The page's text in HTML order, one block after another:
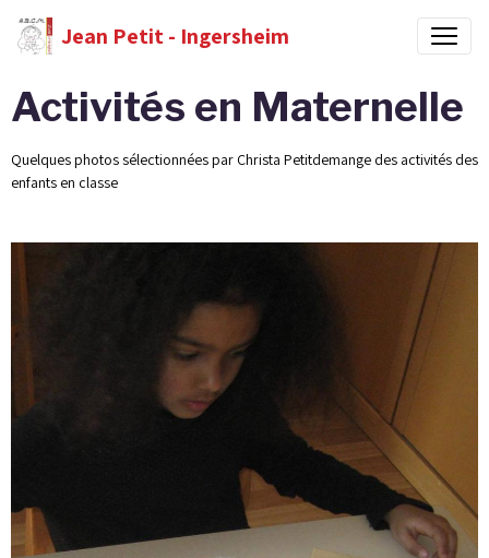
Jean Petit - Ingersheim
Activités en Maternelle
Quelques photos sélectionnées par Christa Petitdemange des activités des
enfants en classe